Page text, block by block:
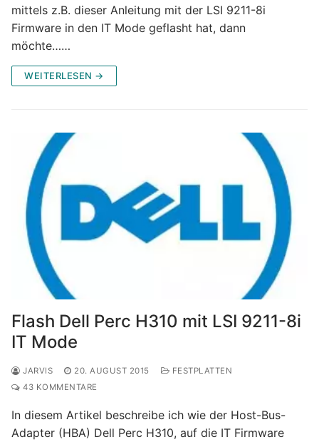
mittels z.B. dieser Anleitung mit der LSI 9211-8i
Firmware in den IT Mode geflasht hat, dann
möchte……
WEITERLESEN →
Flash Dell Perc H310 mit LSI 9211-8i
IT Mode
JARVIS 20. AUGUST 2015
FESTPLATTEN
43 KOMMENTARE
In diesem Artikel beschreibe ich wie der Host-Bus-
Adapter (HBA) Dell Perc H310, auf die IT Firmware